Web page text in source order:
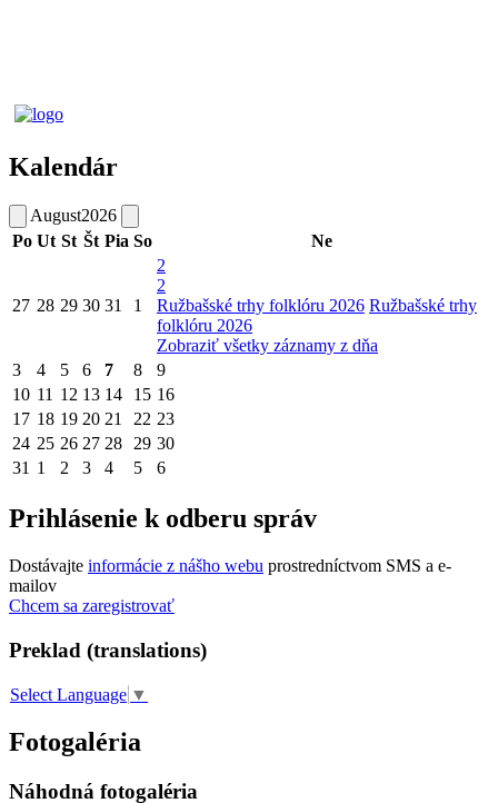
Kalendár
August2026
Po Ut St Št Pia So Ne
27 28 29 30 31 1
2
2
Ružbašské trhy folklóru 2026 Ružbašské trhy
folklóru 2026
Zobraziť všetky záznamy z dňa
3
4 5 6 7 8
9
10 11 12 13 14 15 16
17 18 19 20 21 22 23
24 25 26 27 28 29 30
31 1 2 3 4 5 6
Prihlásenie k odberu správ
Dostávajte informácie z nášho webu prostredníctvom SMS a e-
mailov
Chcem sa zaregistrovať
Preklad (translations)
Select Language ▼
Fotogaléria
Náhodná fotogaléria